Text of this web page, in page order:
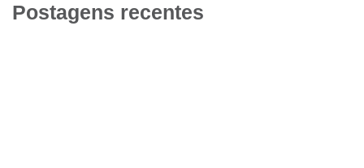
Postagens recentes